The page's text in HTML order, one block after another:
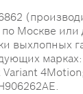
по Москве
выхлопных
Variant